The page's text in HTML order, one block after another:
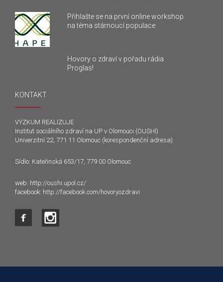
Přihlašte se na první online workshop
na téma stárnoucí populace
Hovory o zdraví v pořadu rádia
Proglas!
KONTAKT
VÝZKUM REALIZUJE
Institut sociálního zdraví na UP v Olomouci (OUSHI)
Univerzitní 22, 771 11 Olomouc (korespondenční adresa)
Sídlo: Kateřinská 653/17, 779 00 Olomouc
web: http://oushi.upol.cz/
facebook: http://facebook.com/hovoryozdravi